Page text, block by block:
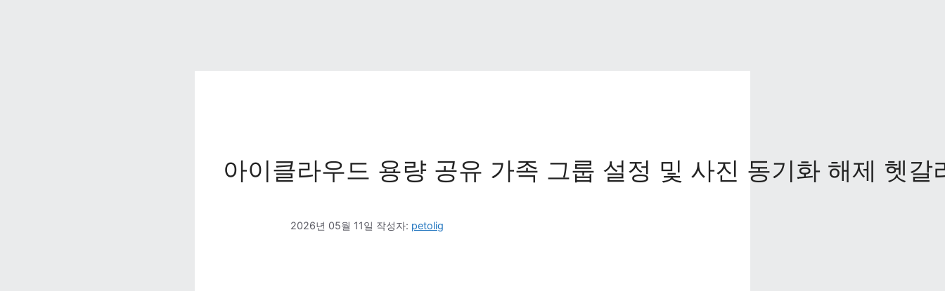
아이클라우드 용량 공유 가족 그룹 설정 및 사진 동기화 해제 헷
2026년 05월 11일 작성자: petolig